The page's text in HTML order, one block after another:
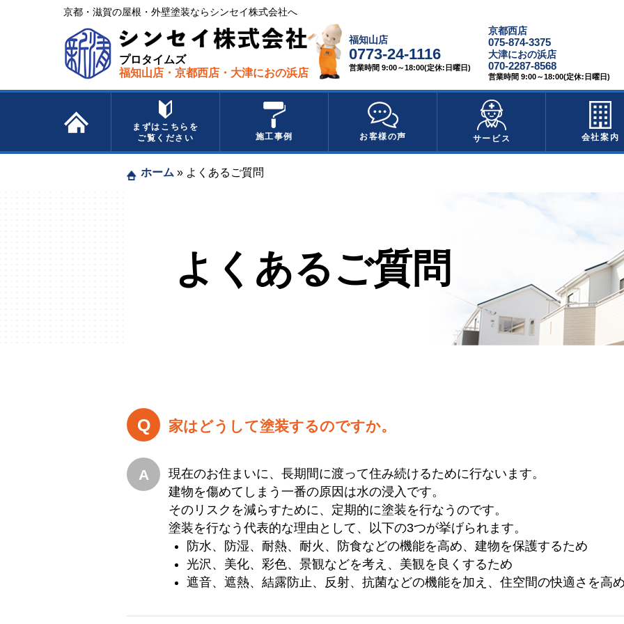
京都・滋賀の屋根・外壁塗装ならシンセイ株式会社へ​ ​
プロタイムズ
福知山店・京都西店・大津におの浜店
福知山店
0773-24-1116
営業時間 9:00～18:00(定休:日曜日)
京都西店
075-874-3375
大津におの浜店
070-2287-8568
営業時間 9:00～18:00(定休:日曜日)
まずはこちらを
ご覧ください
施工事例 お客様の声 サービス 会社案内
ホーム » よくあるご質問
よくあるご質問
家はどうして塗装するのですか。
現在のお住まいに、長期間に渡って住み続けるために行ないます。
建物を傷めてしまう一番の原因は水の浸入です。
そのリスクを減らすために、定期的に塗装を行なうのです。
塗装を行なう代表的な理由として、以下の3つが挙げられます。
防水、防湿、耐熱、耐火、防食などの機能を高め、建物を保護するため
光沢、美化、彩色、景観などを考え、美観を良くするため
遮音、遮熱、結露防止、反射、抗菌などの機能を加え、住空間の快適さを高